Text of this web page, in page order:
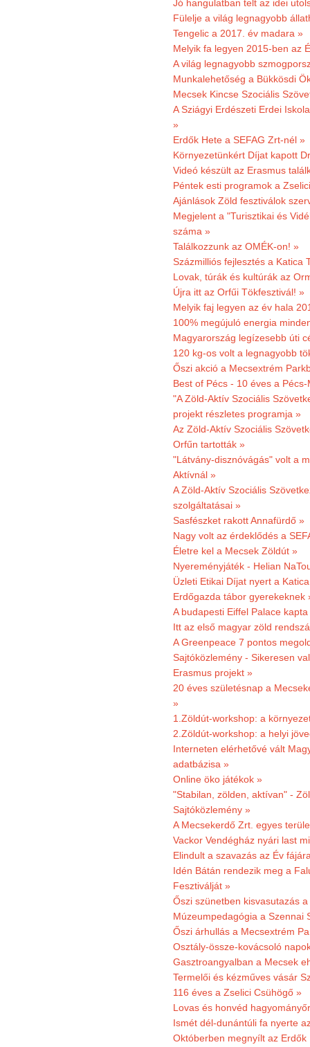
Jó hangulatban telt az idei
Fülelje a világ legnagyobb
Tengelic a 2017. év madara »
Melyik fa legyen 2015-ben az
A világ legnagyobb
Munkalehetőség a Bükkösdi
Mecsek Kincse Szociális
A Sziágyi Erdészeti Erdei
»
Erdők Hete a SEFAG Zrt-nél »
Környezetünkért Díjat kapott
Videó készült az Erasmus
Péntek esti programok a
Ajánlások Zöld fesztiválok
Megjelent a "Turisztikai és
száma »
Találkozzunk az OMÉK-on! »
Százmilliós fejlesztés a Katica
Lovak, túrák és kultúrák az
Újra itt az Orfűi Tökfesztivál! »
Melyik faj legyen az év hala
100% megújuló energia
Magyarország legízesebb úti
120 kg-os volt a legnagyobb
Őszi akció a Mecsextrém
Best of Pécs - 10 éves a
"A Zöld-Aktív Szociális
projekt részletes programja »
Az Zöld-Aktív Szociális
Orfűn tartották »
"Látvány-disznóvágás" volt a
Aktívnál »
A Zöld-Aktív Szociális
szolgáltatásai »
Sasfészket rakott Annafürdő »
Nagy volt az érdeklődés a
Életre kel a Mecsek Zöldút »
Nyereményjáték - Helian
Üzleti Etikai Díjat nyert a
Erdőgazda tábor gyerekeknek
A budapesti Eiffel Palace
Itt az első magyar zöld
A Greenpeace 7 pontos
Sajtóközlemény - Sikeresen
Erasmus projekt »
20 éves születésnap a
»
1.Zöldút-workshop: a
2.Zöldút-workshop: a helyi
Interneten elérhetővé vált
adatbázisa »
Online öko játékok »
"Stabilan, zölden, aktívan" -
Sajtóközlemény »
A Mecsekerdő Zrt. egyes
Vackor Vendégház nyári last
Elindult a szavazás az Év
Idén Bátán rendezik meg a
Fesztiválját »
Őszi szünetben kisvasutazás
Múzeumpedagógia a Szennai
Őszi árhullás a Mecsextrém
Osztály-össze-kovácsoló
Gasztroangyalban a Mecsek
Termelői és kézműves vásár
116 éves a Zselici Csühögő »
Lovas és honvéd
Ismét dél-dunántúli fa nyerte
Októberben megnyílt az